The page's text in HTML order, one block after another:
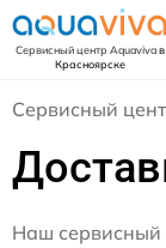
Сервисный центр Aquavivaв
Красноярске
Сервисный
Наш сервисный